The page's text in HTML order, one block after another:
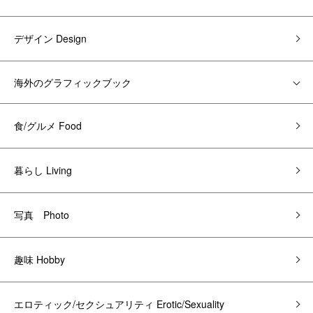
デザイン Design
海外のグラフィックブック
食/グルメ Food
暮らし Living
写真 Photo
趣味 Hobby
エロティック/セクシュアリティ Erotic/Sexuality